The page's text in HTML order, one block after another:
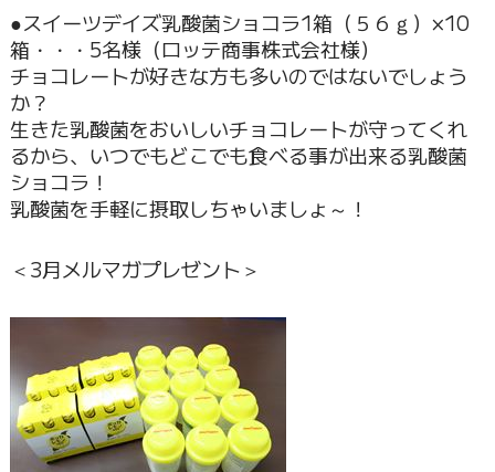
●スイーツデイズ乳酸菌ショコラ1箱（５６ｇ）×10
箱・・・5名様（ロッテ商事株式会社様）
チョコレートが好きな方も多いのではないでしょう
か？
生きた乳酸菌をおいしいチョコレートが守ってくれ
るから、いつでもどこでも食べる事が出来る乳酸菌
ショコラ！
乳酸菌を手軽に摂取しちゃいましょ～！
＜3月メルマガプレゼント＞